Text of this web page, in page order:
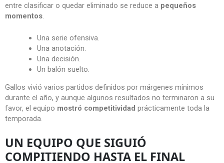
entre clasificar o quedar eliminado se reduce a pequeños
momentos.
Una serie ofensiva.
Una anotación.
Una decisión.
Un balón suelto.
Gallos vivió varios partidos definidos por márgenes mínimos
durante el año, y aunque algunos resultados no terminaron a su
favor, el equipo mostró competitividad prácticamente toda la
temporada.
UN EQUIPO QUE SIGUIÓ
COMPITIENDO HASTA EL FINAL